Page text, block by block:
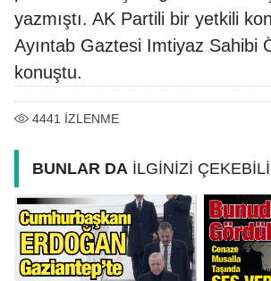
yazmıştı. AK Partili bir yetkili
Ayıntab Gaztesi Imtiyaz Sahibi
konuştu.
4441 İZLENME
BUNLAR DA İLGİNİZİ